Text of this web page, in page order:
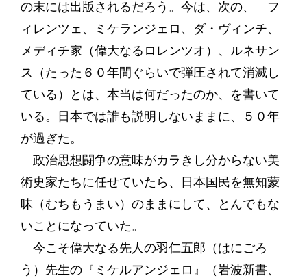
の末には出版されるだろう。今は、次の、 フ
ィレンツェ、ミケランジェロ、ダ・ヴィンチ、
メディチ家（偉大なるロレンツオ）、ルネサン
ス（たった６０年間ぐらいで弾圧されて消滅し
ている）とは、本当は何だったのか、を書いて
いる。日本では誰も説明しないままに、５０年
が過ぎた。
政治思想闘争の意味がカラきし分からない美
術史家たちに任せていたら、日本国民を無知蒙
昧（むちもうまい）のままにして、とんでもな
いことになっていた。
今こそ偉大なる先人の羽仁五郎（はにごろ
う）先生の『ミケルアンジェロ』（岩波新書、